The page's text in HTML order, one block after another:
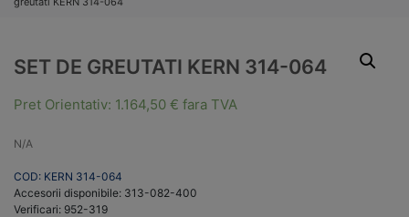
SET DE GREUTATI KERN 314-064
Pret Orientativ: 1.164,50 € fara TVA
N/A
COD: KERN 314-064
Accesorii disponibile: 313-082-400
Verificari: 952-319